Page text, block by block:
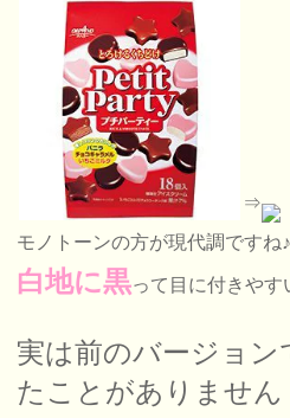
⇒
モノトーンの方が現代調ですね♪
白地に黒って目に付きやす
実は前のバージョン
たことがありません